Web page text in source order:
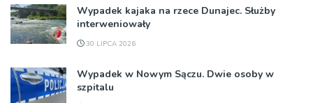
Wypadek kajaka na rzece Dunajec. Służby
interweniowały
30 LIPCA 2026
Wypadek w Nowym Sączu. Dwie osoby w
szpitalu